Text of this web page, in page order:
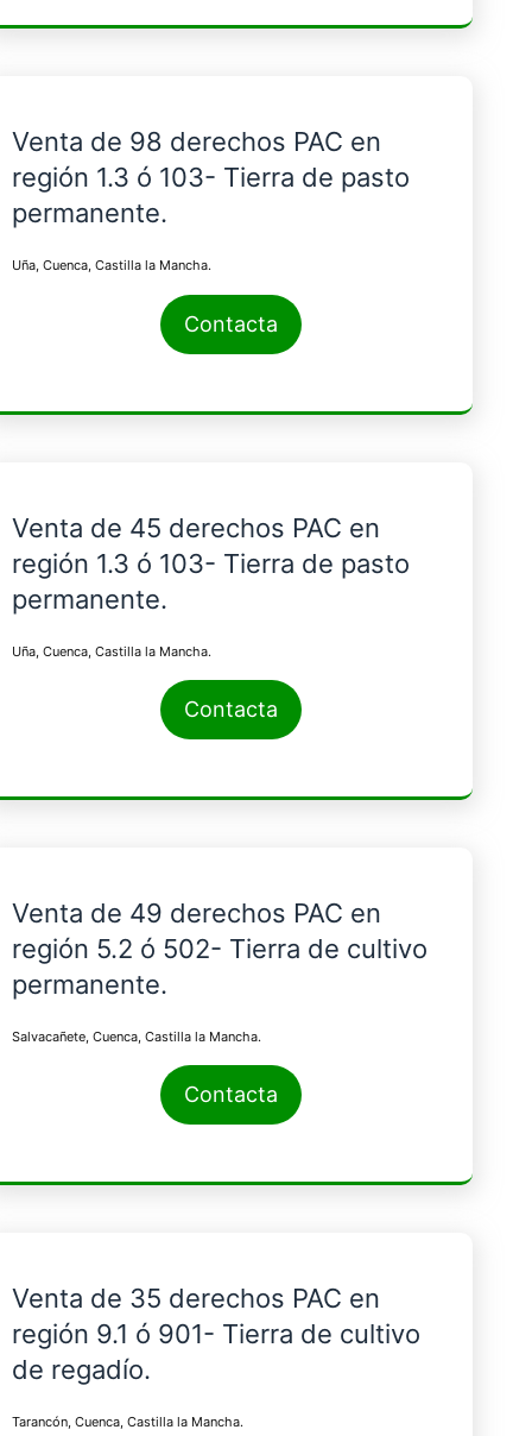
Venta de 98 derechos PAC en
región 1.3 ó 103- Tierra de pasto
permanente.
Uña, Cuenca, Castilla la Mancha.
Contacta
Venta de 45 derechos PAC en
región 1.3 ó 103- Tierra de pasto
permanente.
Uña, Cuenca, Castilla la Mancha.
Contacta
Venta de 49 derechos PAC en
región 5.2 ó 502- Tierra de cultivo
permanente.
Salvacañete, Cuenca, Castilla la Mancha.
Contacta
Venta de 35 derechos PAC en
región 9.1 ó 901- Tierra de cultivo
de regadío.
Tarancón, Cuenca, Castilla la Mancha.